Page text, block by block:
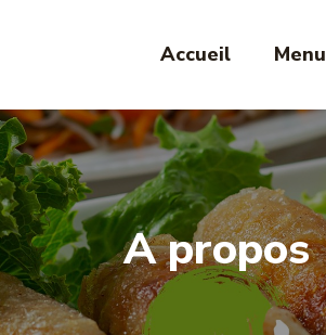
Accueil Menu
A propos